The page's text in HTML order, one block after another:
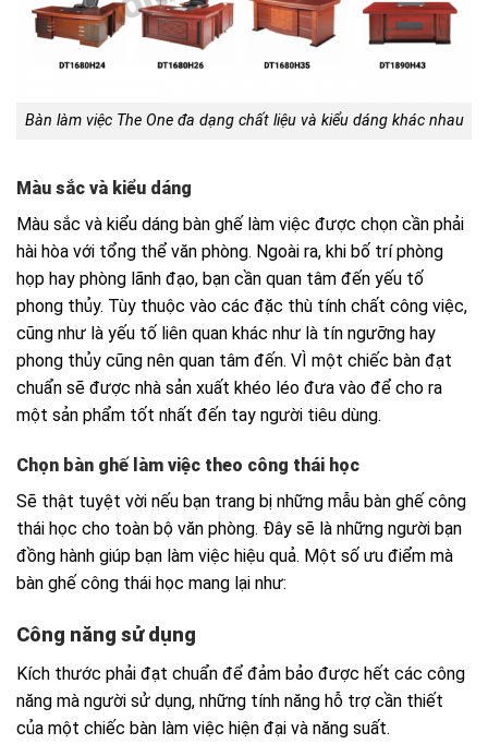
Bàn làm việc The One đa dạng chất liệu và kiểu dáng khác nhau
Màu sắc và kiểu dáng
Màu sắc và kiểu dáng bàn ghế làm việc được chọn cần phải
hài hòa với tổng thể văn phòng. Ngoài ra, khi bố trí phòng
họp hay phòng lãnh đạo, bạn cần quan tâm đến yếu tố
phong thủy. Tùy thuộc vào các đặc thù tính chất công việc,
cũng như là yếu tố liên quan khác như là tín ngưỡng hay
phong thủy cũng nên quan tâm đến. VÌ một chiếc bàn đạt
chuẩn sẽ được nhà sản xuất khéo léo đưa vào để cho ra
một sản phẩm tốt nhất đến tay người tiêu dùng.
Chọn bàn ghế làm việc theo công thái học
Sẽ thật tuyệt vời nếu bạn trang bị những mẫu bàn ghế công
thái học cho toàn bộ văn phòng. Đây sẽ là những người bạn
đồng hành giúp bạn làm việc hiệu quả. Một số ưu điểm mà
bàn ghế công thái học mang lại như:
Công năng sử dụng
Kích thước phải đạt chuẩn để đảm bảo được hết các công
năng mà người sử dụng, những tính năng hỗ trợ cần thiết
của một chiếc bàn làm việc hiện đại và năng suất.